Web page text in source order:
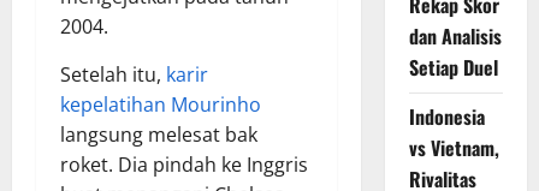
2004.
Setelah itu, karir
kepelatihan Mourinho
langsung melesat bak
roket. Dia pindah ke Inggris
dan Analisis
Setiap Duel
Indonesia
vs Vietnam,
Rivalitas